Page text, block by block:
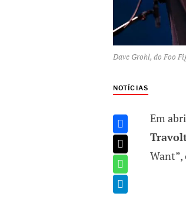
Dave Grohl, do Foo
NOTÍCIAS
Em
Want”,